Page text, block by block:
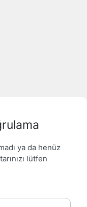
ya da henüz
lütfen